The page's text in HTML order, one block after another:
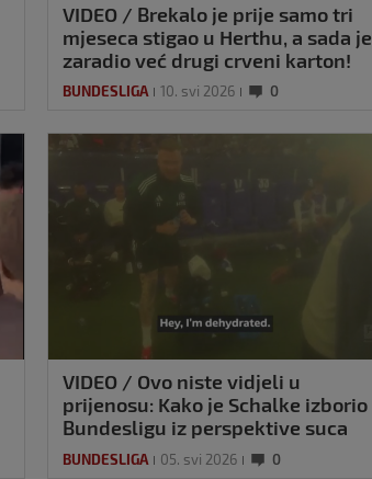
VIDEO / Brekalo je prije samo tri
mjeseca stigao u Herthu, a sada je
zaradio već drugi crveni karton!
BUNDESLIGA 10. svi 2026 0
VIDEO / Ovo niste vidjeli u
prijenosu: Kako je Schalke izborio
Bundesligu iz perspektive suca
BUNDESLIGA 05. svi 2026 0